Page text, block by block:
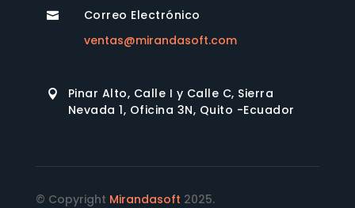

Correo Electrónico
ventas@mirandasoft.com

Pinar Alto, Calle I y Calle C, Sierra
Nevada 1, Oficina 3N, Quito -Ecuador
© Copyright Mirandasoft 2025.